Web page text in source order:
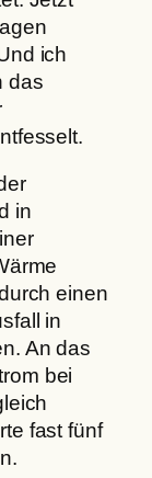
ich
das
in
einen
in
An das
bei
fast fünf